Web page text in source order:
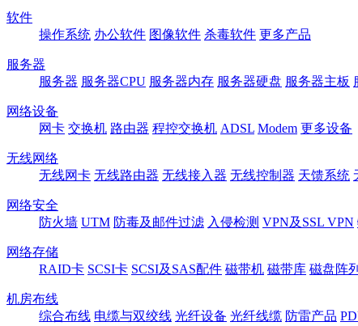
软件
操作系统 办公软件 图像软件 杀毒软件 更多产品
服务器
服务器 服务器CPU 服务器内存 服务器硬盘 服务器主板
网络设备
网卡 交换机 路由器 程控交换机 ADSL Modem 更多设备
无线网络
无线网卡 无线路由器 无线接入器 无线控制器 天馈系统
网络安全
防火墙 UTM 防毒及邮件过滤 入侵检测 VPN及SSL VPN
网络存储
RAID卡 SCSI卡 SCSI及SAS配件 磁带机 磁带库 磁盘阵列
机房布线
综合布线 电缆与双绞线 光纤设备 光纤线缆 防雷产品